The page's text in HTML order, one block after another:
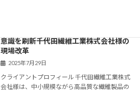
意識を刷新――千代田繊維工業株式会社様の
現場改革
2025年7月29日
クライアントプロフィール 千代田繊維工業株式
会社様は、中小規模ながら高品質な繊維製品の